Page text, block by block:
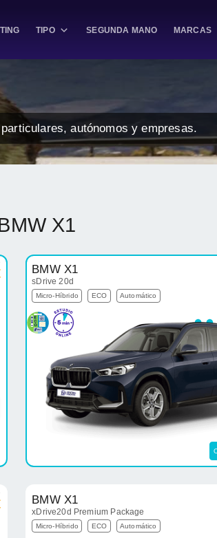
TIPO SEGUNDA MANO MARCAS
autónomos y empresas.
X1
BMW X1
sDrive 20d
Micro-Híbrido ECO Automático
BMW X1
xDrive20d Premium Package
Micro-Híbrido ECO Automático